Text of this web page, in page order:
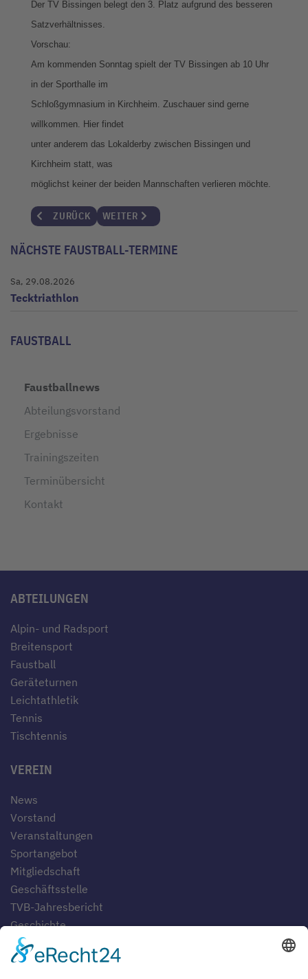
Der TV Bissingen belegt den 3. Platz aufgrund des besseren
Satzverhältnisses.
Vorschau:
Am kommenden Sonntag spielt der TV Bissingen ab 10 Uhr
in der Sporthalle im
Schloßgymnasium in Kirchheim. Zuschauer sind gerne
willkommen. Hier findet
unter anderem das Lokalderby zwischen Bissingen und
Kirchheim statt, was
möglichst keiner der beiden Mannschaften verlieren möchte.
VORHERIGER BEITRAG: LETZTER SPIELTAG DER
ZURÜCK NÄCHSTER BEITRAG: BISSINGER
WEITER
NÄCHSTE FAUSTBALL-TERMINE
Sa, 29.08.2026
Tecktriathlon
FAUSTBALL
Faustballnews
Abteilungsvorstand
Ergebnisse
Trainingszeiten
Terminübersicht
Kontakt
ABTEILUNGEN
Alpin- und Radsport
Breitensport
Faustball
Geräteturnen
Leichtathletik
Tennis
Tischtennis
VEREIN
News
Vorstand
Veranstaltungen
Sportangebot
Mitgliedschaft
Geschäftsstelle
TVB-Jahresbericht
Geschichte
Gaststätten